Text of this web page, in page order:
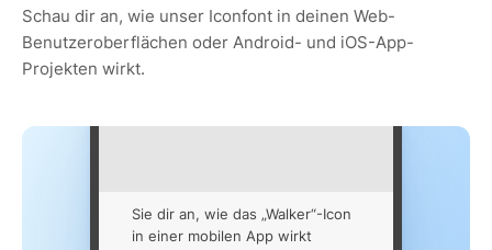
Schau dir an, wie unser Iconfont in deinen Web-
Benutzeroberflächen oder Android- und iOS-App-
Projekten wirkt.
Sie dir an, wie das „Walker“-Icon
in einer mobilen App wirkt